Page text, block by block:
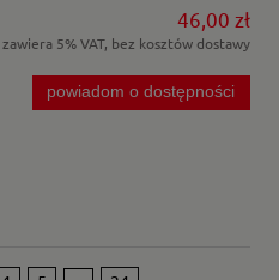
46,00 zł
zawiera 5% VAT, bez kosztów dostawy
powiadom o dostępności